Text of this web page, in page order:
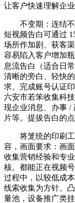
让客户快速理解企
不变期：连结不
短视频告白可通过
场所作加剧、获客
容易陷入客户增加
息流告白（适合日
清晰的旁白、轻快
求。完成账号认证
六安市若笨收集科
现企业消息、办事 /
片等。提拔告白的
将笼统的印刷工
容，画面要求：画
收集营销经验和专
核。都能正在视频
过程中，以较低成
线索收集为方针。
量池，设备推广类